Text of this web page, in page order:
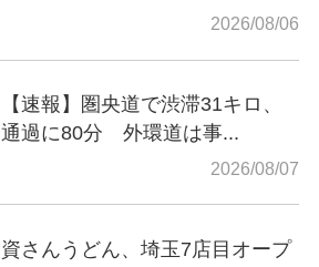
2026/08/06
【速報】圏央道で渋滞31キロ、
通過に80分 外環道は事...
2026/08/07
資さんうどん、埼玉7店目オープ